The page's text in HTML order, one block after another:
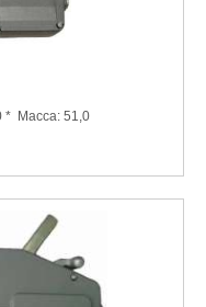
* Масса: 51,0